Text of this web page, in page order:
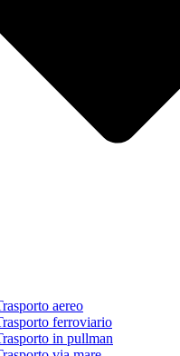
aereo
ferroviario
in pullman